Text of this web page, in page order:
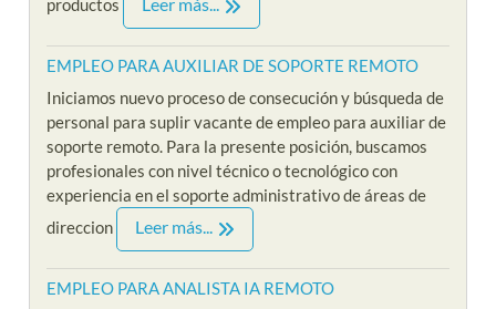
EMPLEO PARA AUXILIAR DE SOPORTE REMOTO
Iniciamos nuevo proceso de consecución y búsqueda de
personal para suplir vacante de empleo para auxiliar de
soporte remoto. Para la presente posición, buscamos
profesionales con nivel técnico o tecnológico con
experiencia en el soporte administrativo de áreas de
direccion
Leer más...
EMPLEO PARA ANALISTA IA REMOTO